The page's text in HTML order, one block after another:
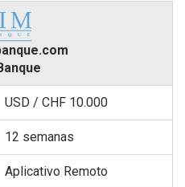
USD / CHF 10.000
12 semanas
Aplicativo Remoto